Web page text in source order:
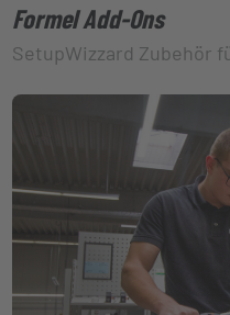
Formel Add-Ons
SetupWizzard Zubehör